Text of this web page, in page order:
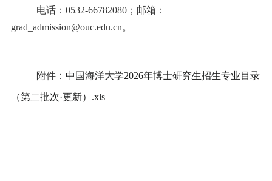
电话： 0532-66782080；邮箱：
grad_admission@ouc.edu.cn。
附件： 中国海洋大学2026年博士研究生招生专业目录
（第二批次·更新）.xls